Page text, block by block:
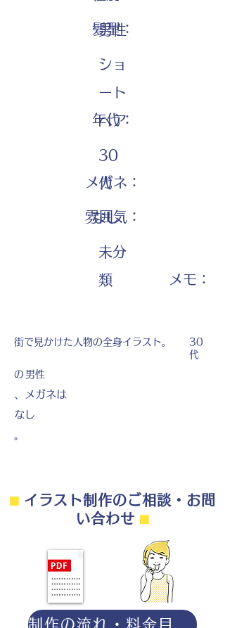
男性
髪型：
ショ
ート
ヘア
年代：
30
代
メガネ：
なし
雰囲気：
未分
類
​メモ：
街で見かけた人物の全身イラスト。
30
代
の 男性
、メガネは
なし
。
⬛︎イラスト制作のご相談・お問
い合わせ ⬛︎